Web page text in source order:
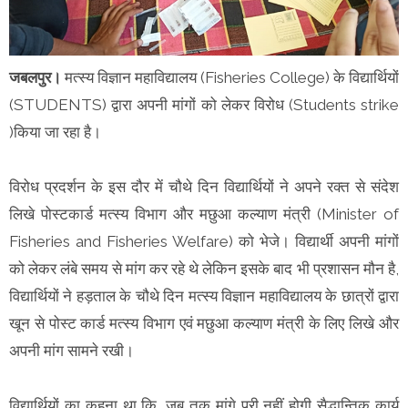
जबलपुर।मत्स्य विज्ञान महाविद्यालय (Fisheries College) के विद्यार्थियों
(STUDENTS) द्वारा अपनी मांगों को लेकर विरोध (Students strike
)किया जा रहा है।
विरोध प्रदर्शन के इस दौर में चौथे दिन विद्यार्थियों ने अपने रक्त से संदेश
लिखे पोस्टकार्ड मत्स्य विभाग और मछुआ कल्याण मंत्री (Minister of
Fisheries and Fisheries Welfare) को भेजे। विद्यार्थी अपनी मांगों
को लेकर लंबे समय से मांग कर रहे थे लेकिन इसके बाद भी प्रशासन मौन है,
विद्यार्थियों ने हड़ताल के चौथे दिन मत्स्य विज्ञान महाविद्यालय के छात्रों द्वारा
खून से पोस्ट कार्ड मत्स्य विभाग एवं मछुआ कल्याण मंत्री के लिए लिखे और
अपनी मांग सामने रखी।